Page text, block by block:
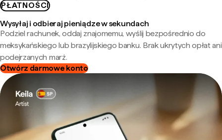
PŁATNOŚCI
Wysyłaj i odbieraj pieniądze w sekundach
Podziel rachunek, oddaj znajomemu, wyślij bezpośrednio do
meksykańskiego lub brazylijskiego banku. Brak ukrytych opłat ani
podejrzanych marż.
Otwórz darmowe konto